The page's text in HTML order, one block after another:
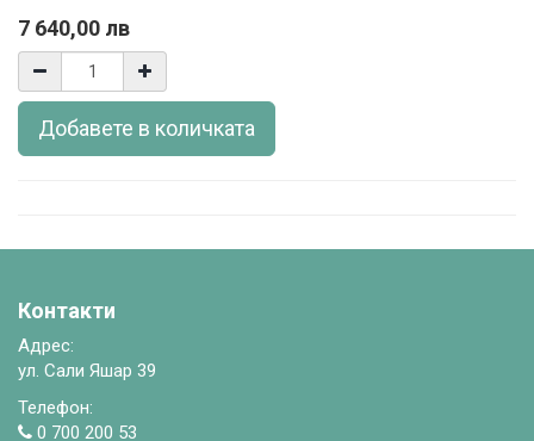
7 640,00 лв
Добавете в количката
Контакти
Адрес:
ул. Сали Яшар 39
Телефон:
0 700 200 53